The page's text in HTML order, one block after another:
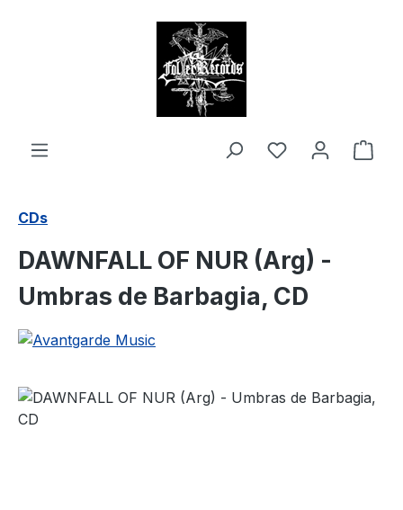
CDs
DAWNFALL OF NUR (Arg) -
Umbras de Barbagia, CD
Bildergalerie überspringen